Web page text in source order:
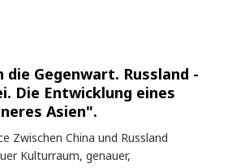
die Gegenwart. Russland -
Die Entwicklung eines
Asien".
Zwischen China und Russland
Kulturraum, genauer,